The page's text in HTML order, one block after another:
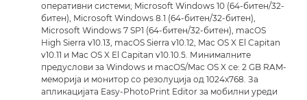
оперативни системи; Microsoft Windows 10 (64-битен/32-
битен), Microsoft Windows 8.1 (64-битен/32-битен),
Microsoft Windows 7 SP1 (64-битен/32-битен), macOS
High Sierra v10.13, macOS Sierra v10.12, Mac OS X El Capitan
v10.11 и Mac OS X El Capitan v10.10.5. Минималните
предуслови за Windows и macOS/Mac OS X се: 2 GB RAM-
меморија и монитор со резолуција од 1024x768. За
апликацијата Easy-PhotoPrint Editor за мобилни уреди